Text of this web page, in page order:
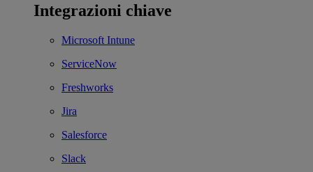
Integrazioni chiave
Microsoft Intune
ServiceNow
Freshworks
Jira
Salesforce
Slack